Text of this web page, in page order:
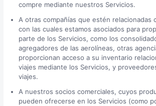
compre mediante nuestros Servicios.
A otras compañías que estén relacionadas
con las cuales estamos asociados para
parte de los Servicios, como los
agregadores de las aerolíneas, otras
proporcionan acceso a su inventario
viajes mediante los Servicios, y
viajes.
A nuestros socios comerciales, cuyos
pueden ofrecerse en los Servicios (como